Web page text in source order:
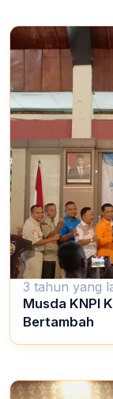
3 tahun yang
Musda KNPI
Bertambah